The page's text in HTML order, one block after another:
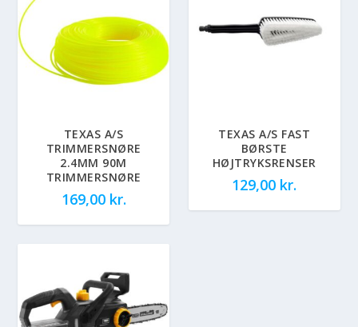
TEXAS A/S
TRIMMERSNØRE
2.4MM 90M
TRIMMERSNØRE
169,00 kr.
TEXAS A/S FAST
BØRSTE
HØJTRYKSRENSER
129,00 kr.